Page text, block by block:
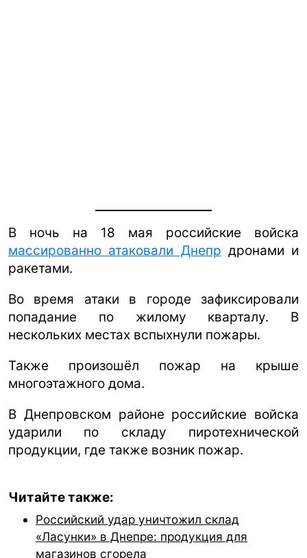
В ночь на 18 мая российские войска
массированно атаковали Днепр дронами и
ракетами.
Во время атаки в городе зафиксировали
попадание по жилому кварталу. В
нескольких местах вспыхнули пожары.
Также произошёл пожар на крыше
многоэтажного дома.
В Днепровском районе российские войска
ударили по складу пиротехнической
продукции, где также возник пожар.
Читайте также:
Российский удар уничтожил склад
«Ласунки» в Днепре: продукция для
магазинов сгорела